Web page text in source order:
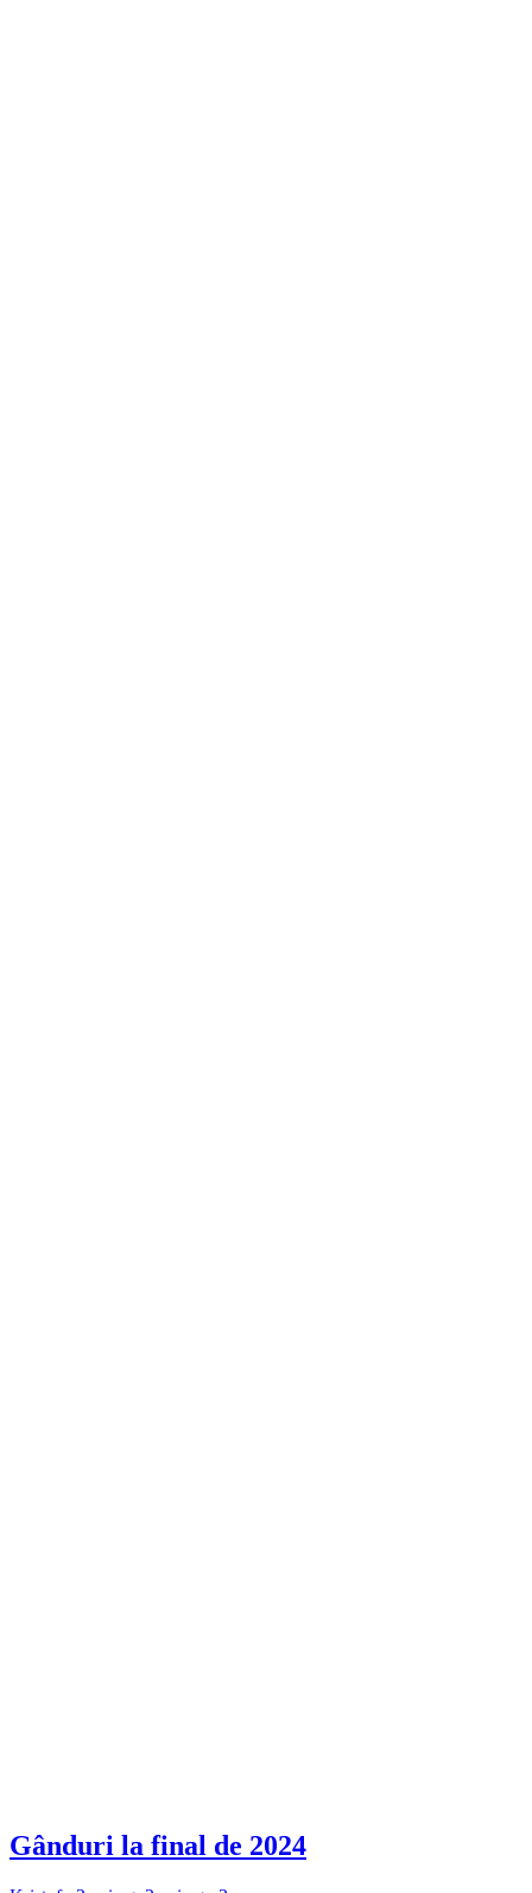
Gânduri la final de 2024